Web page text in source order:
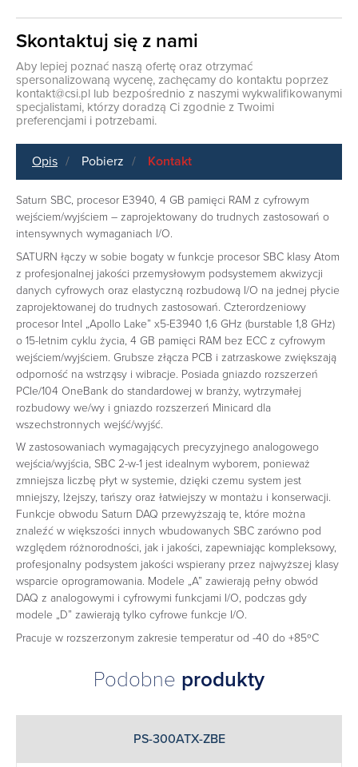
Skontaktuj się z nami
Aby lepiej poznać naszą ofertę oraz otrzymać
spersonalizowaną wycenę, zachęcamy do kontaktu poprzez
kontakt@csi.pl lub bezpośrednio z naszymi wykwalifikowanymi
specjalistami, którzy doradzą Ci zgodnie z Twoimi
preferencjami i potrzebami.
Opis Pobierz Kontakt
Saturn SBC, procesor E3940, 4 GB pamięci RAM z cyfrowym
wejściem/wyjściem – zaprojektowany do trudnych zastosowań o
intensywnych wymaganiach I/O.
SATURN łączy w sobie bogaty w funkcje procesor SBC klasy Atom
z profesjonalnej jakości przemysłowym podsystemem akwizycji
danych cyfrowych oraz elastyczną rozbudową I/O na jednej płycie
zaprojektowanej do trudnych zastosowań. Czterordzeniowy
procesor Intel „Apollo Lake” x5-E3940 1,6 GHz (burstable 1,8 GHz)
o 15-letnim cyklu życia, 4 GB pamięci RAM bez ECC z cyfrowym
wejściem/wyjściem. Grubsze złącza PCB i zatrzaskowe zwiększają
odporność na wstrząsy i wibracje. Posiada gniazdo rozszerzeń
PCIe/104 OneBank do standardowej w branży, wytrzymałej
rozbudowy we/wy i gniazdo rozszerzeń Minicard dla
wszechstronnych wejść/wyjść.
W zastosowaniach wymagających precyzyjnego analogowego
wejścia/wyjścia, SBC 2-w-1 jest idealnym wyborem, ponieważ
zmniejsza liczbę płyt w systemie, dzięki czemu system jest
mniejszy, lżejszy, tańszy oraz łatwiejszy w montażu i konserwacji.
Funkcje obwodu Saturn DAQ przewyższają te, które można
znaleźć w większości innych wbudowanych SBC zarówno pod
względem różnorodności, jak i jakości, zapewniając kompleksowy,
profesjonalny podsystem jakości wspierany przez najwyższej klasy
wsparcie oprogramowania. Modele „A” zawierają pełny obwód
DAQ z analogowymi i cyfrowymi funkcjami I/O, podczas gdy
modele „D” zawierają tylko cyfrowe funkcje I/O.
Pracuje w rozszerzonym zakresie temperatur od -40 do +85ºC
Podobne produkty
PS-300ATX-ZBE